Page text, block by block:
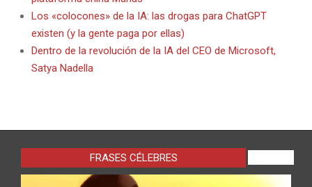
Los «colocones» de la IA: las drogas para ChatGPT
existen (y la gente paga por ellas)
Dentro de la revolución de la IA del CEO de Microsoft,
Satya Nadella
FRASES CÉLEBRES